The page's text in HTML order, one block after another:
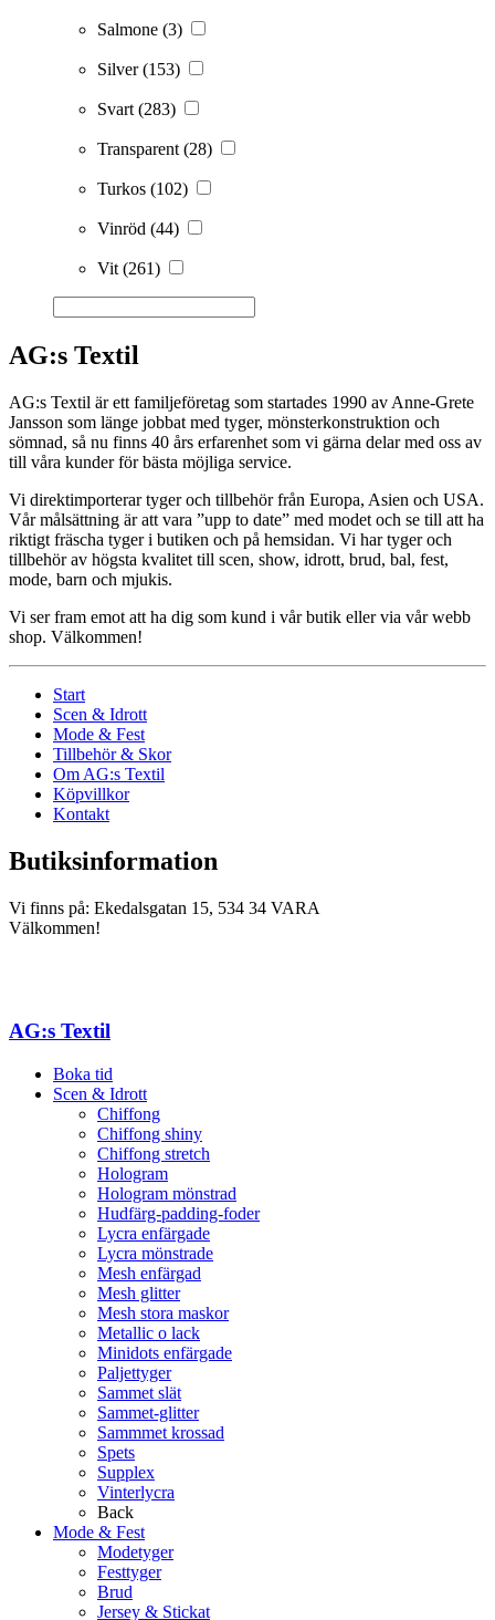
Salmone (3)
Silver(153)
Svart (283)
Transparent (28)
Turkos (102)
Vinröd (44)
Vit (261)
AG:s Textil
AG:s Textil är ett familjeföretag som startades 1990 av Anne-Grete
Jansson som länge jobbat med tyger, mönsterkonstruktion och
sömnad, så nu finns 40 års erfarenhet som vi gärna delar med oss av
till våra kunder för bästa möjliga service.
Vi direktimporterar tyger och tillbehör från Europa, Asien och USA.
Vår målsättning är att vara ”upp to date” med modet och se till att ha
riktigt fräscha tyger i butiken och på hemsidan. Vi har tyger och
tillbehör av högsta kvalitet till scen, show, idrott, brud, bal, fest,
mode, barn och mjukis.
Vi ser fram emot att ha dig som kund i vår butik eller via vår webb
shop. Välkommen!
Start
Scen & Idrott
Mode & Fest
Tillbehör & Skor
Om AG:s Textil
Köpvillkor
Kontakt
Butiksinformation
Vi finns på: Ekedalsgatan 15, 534 34 VARA
Välkommen!
AG:s Textil
Boka tid
Scen & Idrott
Chiffong
Chiffong shiny
Chiffong stretch
Hologram
Hologram mönstrad
Hudfärg-padding-foder
Lycra enfärgade
Lycra mönstrade
Mesh enfärgad
Mesh glitter
Mesh stora maskor
Metallic o lack
Minidots enfärgade
Paljettyger
Sammet slät
Sammet-glitter
Sammmet krossad
Spets
Supplex
Vinterlycra
Back
Mode & Fest
Modetyger
Festtyger
Brud
Jersey & Stickat